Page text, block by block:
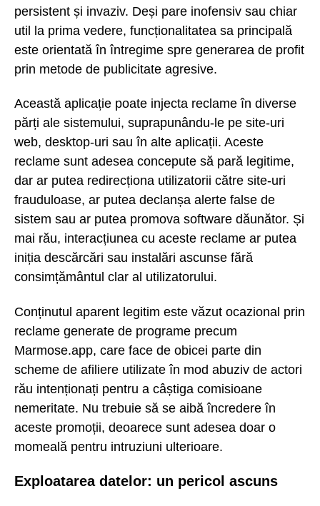
persistent și invaziv. Deși pare inofensiv sau chiar
util la prima vedere, funcționalitatea sa principală
este orientată în întregime spre generarea de profit
prin metode de publicitate agresive.
Această aplicație poate injecta reclame în diverse
părți ale sistemului, suprapunându-le pe site-uri
web, desktop-uri sau în alte aplicații. Aceste
reclame sunt adesea concepute să pară legitime,
dar ar putea redirecționa utilizatorii către site-uri
frauduloase, ar putea declanșa alerte false de
sistem sau ar putea promova software dăunător. Și
mai rău, interacțiunea cu aceste reclame ar putea
iniția descărcări sau instalări ascunse fără
consimțământul clar al utilizatorului.
Conținutul aparent legitim este văzut ocazional prin
reclame generate de programe precum
Marmose.app, care face de obicei parte din
scheme de afiliere utilizate în mod abuziv de actori
rău intenționați pentru a câștiga comisioane
nemeritate. Nu trebuie să se aibă încredere în
aceste promoții, deoarece sunt adesea doar o
momeală pentru intruziuni ulterioare.
Exploatarea datelor: un pericol ascuns